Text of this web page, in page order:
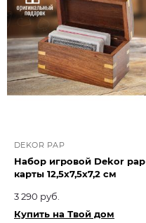
DEKOR PAP
Набор игровой Dekor pap
карты 12,5x7,5x7,2 см
3 290 руб.
Купить на Твой дом